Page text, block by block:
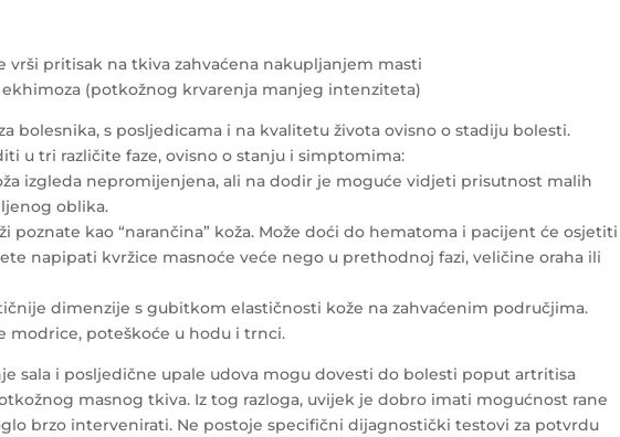
vrši pritisak na tkiva zahvaćena nakupljanjem masti
(potkožnog krvarenja manjeg intenziteta)
bolesnika, s posljedicama i na kvalitetu života ovisno o stadiju bolesti.
u tri različite faze, ovisno o stanju i simptomima:
izgleda nepromijenjena, ali na dodir je moguće vidjeti prisutnost malih
oblika.
poznate kao “narančina” koža. Može doći do hematoma i pacijent će osjetiti
napipati kvržice masnoće veće nego u prethodnoj fazi, veličine oraha ili
dimenzije s gubitkom elastičnosti kože na zahvaćenim područjima.
modrice, poteškoće u hodu i trnci.
sala i posljedične upale udova mogu dovesti do bolesti poput artritisa
masnog tkiva. Iz tog razloga, uvijek je dobro imati mogućnost rane
brzo intervenirati. Ne postoje specifični dijagnostički testovi za potvrdu